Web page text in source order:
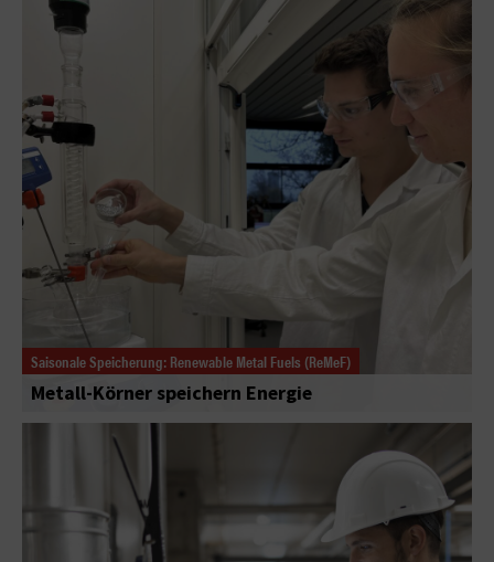
Saisonale Speicherung: Renewable Metal Fuels (ReMeF)
Metall-Körner speichern Energie